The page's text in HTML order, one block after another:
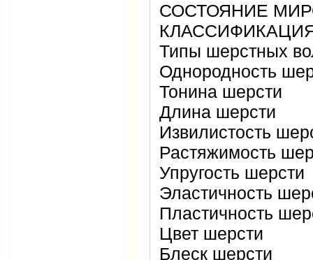
СОСТОЯНИЕ
Типы шерстных
Однородность
Тонина шерсти
Длина шерсти
Извилистость
Растяжимость
Упругость шерсти
Эластичность
Пластичность
Цвет шерсти
Блеск шерсти